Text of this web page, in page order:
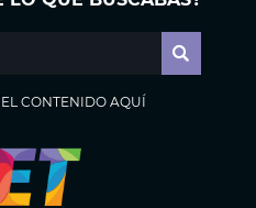
CONTENIDO AQUÍ